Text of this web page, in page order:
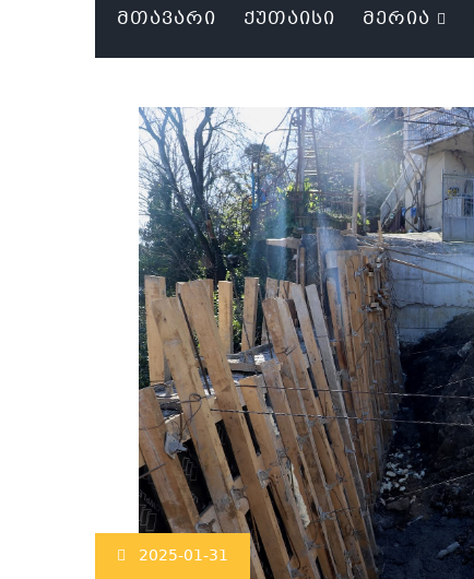
ᲛᲗᲐᲕᲐᲠᲘ ᲥᲣᲗᲐᲘᲡᲘ ᲛᲔᲠᲘᲐ
2025-01-31